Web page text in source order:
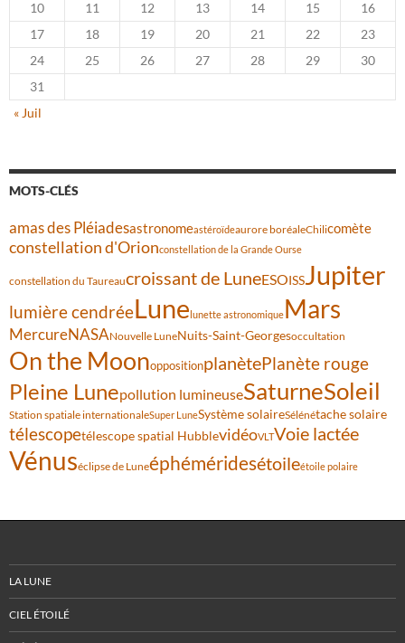
10 11 12 13 14 15
16
17
18 19 20 21 22
23
24
25 26 27 28 29
30
31
« Juil
MOTS-CLÉS
amas des Pléiadesastronomeastéroïdeaurore boréaleChilicomète
constellation d'Orionconstellation de la Grande Ourse
constellation du Taureaucroissant de LuneESOISSJupiter
lumière cendréeLune lunette astronomiqueMars
MercureNASANouvelle LuneNuits-Saint-Georgesoccultation
On the MoonoppositionplanètePlanète rouge
Pleine Lunepollution lumineuseSaturneSoleil
Station spatiale internationaleSuper LuneSystème solaireSélénétache solaire
télescopetélescope spatial HubblevidéoVLTVoie lactée
Vénuséclipse de Luneéphéméridesétoileétoile polaire
LA LUNE
CIEL ÉTOILÉ